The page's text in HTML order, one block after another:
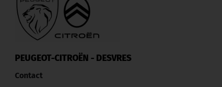
PEUGEOT-CITROËN - DESVRES
Contact